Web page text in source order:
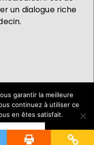
un dialogue riche
garantir la meilleure
continuez à utiliser ce
en êtes satisfait.